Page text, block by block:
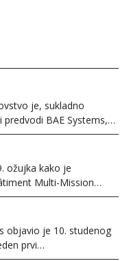
je, sukladno
BAE Systems,…
ožujka kako je
Multi-Mission…
objavio je 10. studenog
prvi…